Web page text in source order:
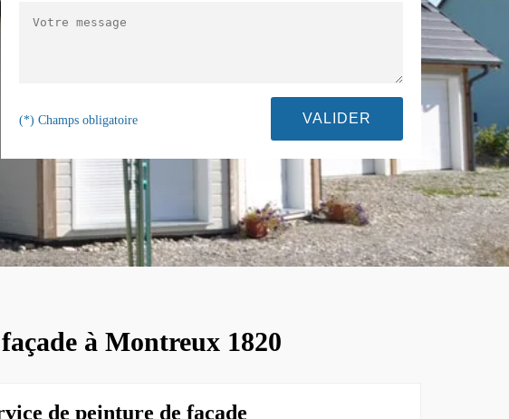
(*) Champs obligatoire
à Montreux 1820
de peinture de façade